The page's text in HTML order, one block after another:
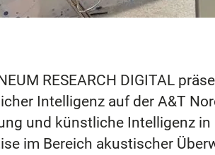
RESEARCH DIGITAL
Intelligenz auf der A&T
und künstliche Intelligenz
im Bereich akustischer